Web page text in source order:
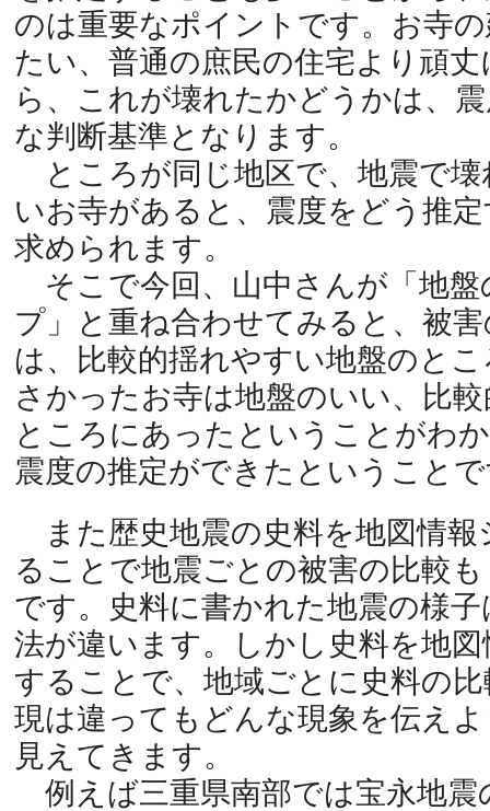
のは重要なポイントです。お寺
たい、普通の庶民の住宅より頑
ら、これが壊れたかどうかは、
な判断基準となります。
ところが同じ地区で、地震で
いお寺があると、震度をどう推
求められます。
そこで今回、山中さんが「地盤
プ」と重ね合わせてみると、被
は、比較的揺れやすい地盤のと
さかったお寺は地盤のいい、比
ところにあったということがわ
震度の推定ができたということ
また歴史地震の史料を地図情報
ることで地震ごとの被害の比較
です。史料に書かれた地震の様
法が違います。しかし史料を地
することで、地域ごとに史料の
現は違ってもどんな現象を伝え
見えてきます。
例えば三重県南部では宝永地震